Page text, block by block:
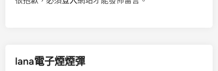
lana電子煙煙彈